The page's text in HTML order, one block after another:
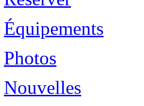
Équipements
Photos
Nouvelles